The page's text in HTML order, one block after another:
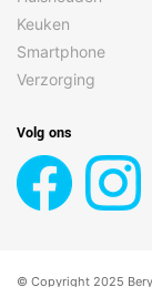
Keuken
Smartphone
Verzorging
Volg ons
© Copyright 2025